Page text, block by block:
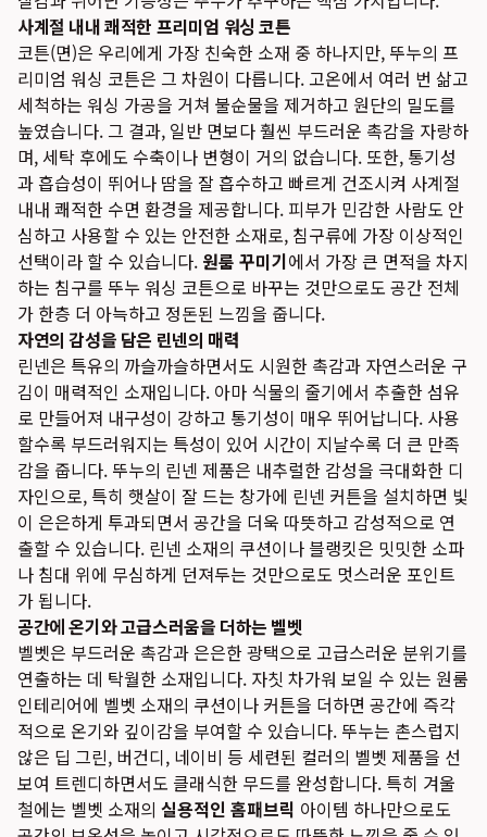
사계절 내내 쾌적한 프리미엄 워싱 코튼
코튼(면)은 우리에게 가장 친숙한 소재 중 하나지만, 뚜누의 프
리미엄 워싱 코튼은 그 차원이 다릅니다. 고온에서 여러 번 삶고
세척하는 워싱 가공을 거쳐 불순물을 제거하고 원단의 밀도를
높였습니다. 그 결과, 일반 면보다 훨씬 부드러운 촉감을 자랑하
며, 세탁 후에도 수축이나 변형이 거의 없습니다. 또한, 통기성
과 흡습성이 뛰어나 땀을 잘 흡수하고 빠르게 건조시켜 사계절
내내 쾌적한 수면 환경을 제공합니다. 피부가 민감한 사람도 안
심하고 사용할 수 있는 안전한 소재로, 침구류에 가장 이상적인
선택이라 할 수 있습니다. 원룸 꾸미기에서 가장 큰 면적을 차지
하는 침구를 뚜누 워싱 코튼으로 바꾸는 것만으로도 공간 전체
가 한층 더 아늑하고 정돈된 느낌을 줍니다.
자연의 감성을 담은 린넨의 매력
린넨은 특유의 까슬까슬하면서도 시원한 촉감과 자연스러운 구
김이 매력적인 소재입니다. 아마 식물의 줄기에서 추출한 섬유
로 만들어져 내구성이 강하고 통기성이 매우 뛰어납니다. 사용
할수록 부드러워지는 특성이 있어 시간이 지날수록 더 큰 만족
감을 줍니다. 뚜누의 린넨 제품은 내추럴한 감성을 극대화한 디
자인으로, 특히 햇살이 잘 드는 창가에 린넨 커튼을 설치하면 빛
이 은은하게 투과되면서 공간을 더욱 따뜻하고 감성적으로 연
출할 수 있습니다. 린넨 소재의 쿠션이나 블랭킷은 밋밋한 소파
나 침대 위에 무심하게 던져두는 것만으로도 멋스러운 포인트
가 됩니다.
공간에 온기와 고급스러움을 더하는 벨벳
벨벳은 부드러운 촉감과 은은한 광택으로 고급스러운 분위기를
연출하는 데 탁월한 소재입니다. 자칫 차가워 보일 수 있는 원룸
인테리어에 벨벳 소재의 쿠션이나 커튼을 더하면 공간에 즉각
적으로 온기와 깊이감을 부여할 수 있습니다. 뚜누는 촌스럽지
않은 딥 그린, 버건디, 네이비 등 세련된 컬러의 벨벳 제품을 선
보여 트렌디하면서도 클래식한 무드를 완성합니다. 특히 겨울
철에는 벨벳 소재의 실용적인 홈패브릭 아이템 하나만으로도